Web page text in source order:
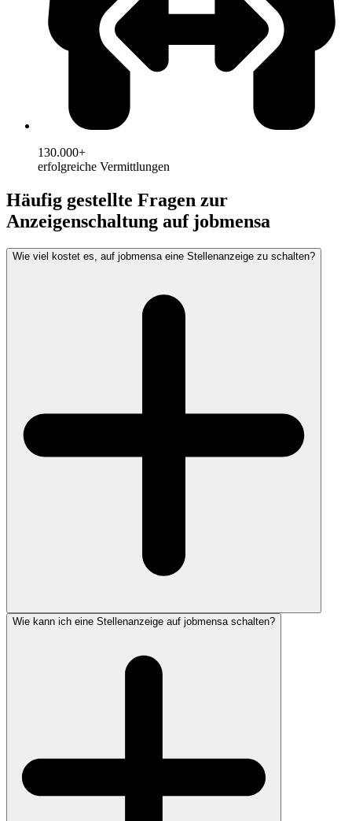
130.000+
erfolgreiche Vermittlungen
Häufig gestellte Fragen zur
Anzeigenschaltung auf jobmensa
Wie viel kostet es, auf jobmensa eine Stellenanzeige zu schalten?
Wie kann ich eine Stellenanzeige auf jobmensa schalten?